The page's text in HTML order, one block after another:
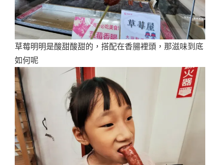
草莓明明是酸甜酸甜的，搭配在香腸裡頭，那滋味到底
如何呢